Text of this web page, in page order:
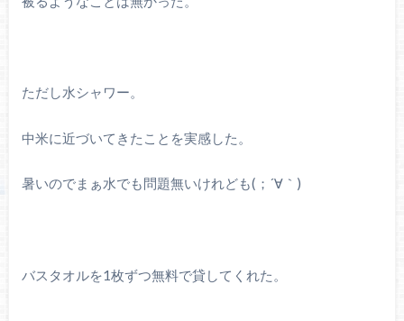
ただし水シャワー。
中米に近づいてきたことを実感した。
暑いのでまぁ水でも問題無いけれども(；´∀｀)
バスタオルを1枚ずつ無料で貸してくれた。